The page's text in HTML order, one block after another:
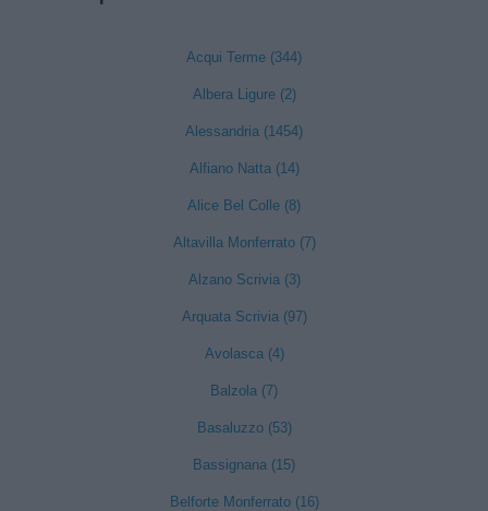
Acqui Terme (344)
Albera Ligure (2)
Alessandria (1454)
Alfiano Natta (14)
Alice Bel Colle (8)
Altavilla Monferrato (7)
Alzano Scrivia (3)
Arquata Scrivia (97)
Avolasca (4)
Balzola (7)
Basaluzzo (53)
Bassignana (15)
Belforte Monferrato (16)